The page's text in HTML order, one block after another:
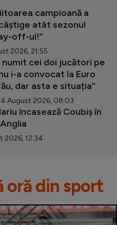
campioană a
atât sezonul
off-ul!”
2026, 21:55
numit cei doi jucători pe
i-a convocat la Euro
dar asta e situația”
August 2026, 08:03
încasează Coubiș în
2026, 12:34
oră din sport